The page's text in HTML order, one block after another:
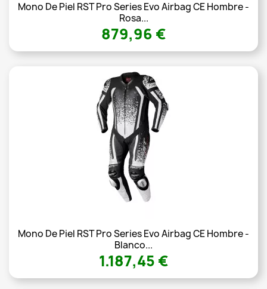
Mono De Piel RST Pro Series Evo Airbag CE Hombre -
Rosa...
879,96 €
Mono De Piel RST Pro Series Evo Airbag CE Hombre -
Blanco...
1.187,45 €